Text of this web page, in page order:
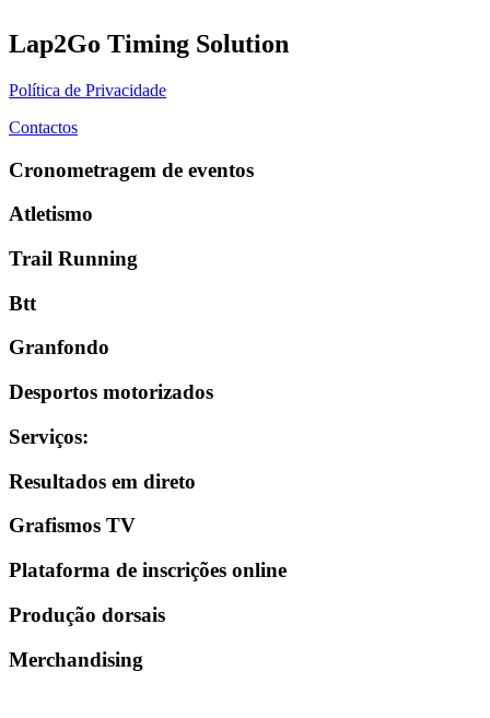
Lap2Go Timing Solution
Política de Privacidade
Contactos
Cronometragem de eventos
Atletismo
Trail Running
Btt
Granfondo
Desportos motorizados
Serviços:
Resultados em direto
Grafismos TV
Plataforma de inscrições online
Produção dorsais
Merchandising